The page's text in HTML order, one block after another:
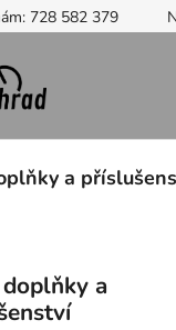
728 582 379
a
a